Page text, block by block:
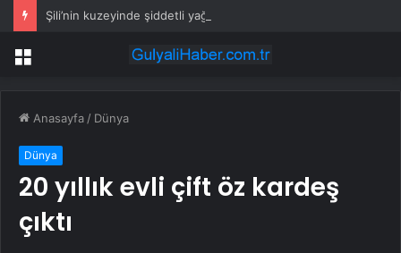
Menü
Anasayfa / Dünya
Dünya
20 yıllık evli çift öz kardeş
çıktı